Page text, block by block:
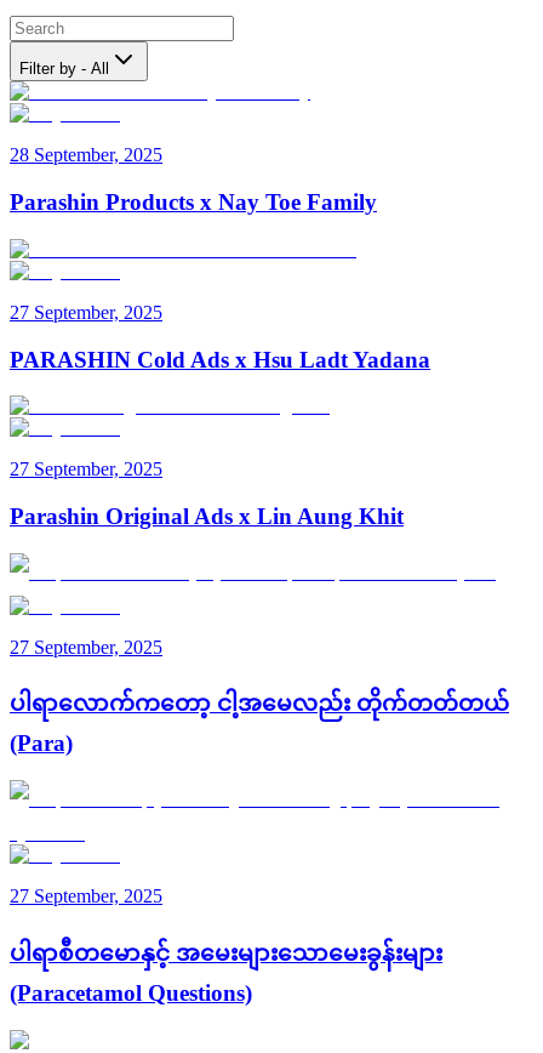
Filter by - All
28 September, 2025
Parashin Products x Nay Toe Family
27 September, 2025
PARASHIN Cold Ads x Hsu Ladt Yadana
27 September, 2025
Parashin Original Ads x Lin Aung Khit
27 September, 2025
ပါရာလောက်ကတော့ ငါ့အမေလည်း တိုက်တတ်တယ်
(Para)
27 September, 2025
ပါရာစီတမောနှင့် အမေးများသောမေးခွန်းများ
(Paracetamol Questions)